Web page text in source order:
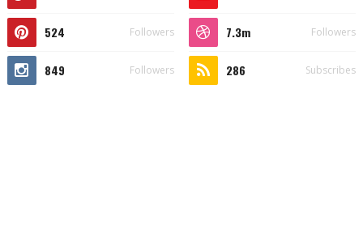
524 Followers 7.3m Followers
849 Followers 286 Subscribes